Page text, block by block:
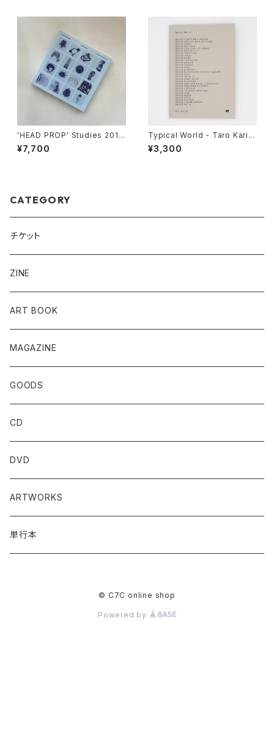
'HEAD PROP' Studies 2013
-2016 The Third Print of th
e Skyblue COVER
¥7,700
Typical World - Taro Karib
e
¥3,300
CATEGORY
チケット
ZINE
ART BOOK
MAGAZINE
GOODS
CD
DVD
ARTWORKS
単行本
© C7C online shop
Powered by